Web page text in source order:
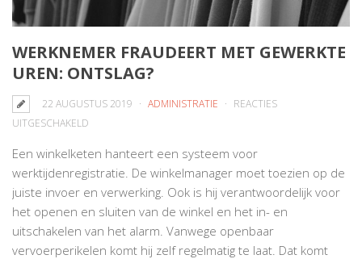
WERKNEMER FRAUDEERT MET GEWERKTE
UREN: ONTSLAG?
22 AUGUSTUS 2019 ADMINISTRATIE
REACTIES
UITGESCHAKELD
FRAUDEERT
MET
GEWERKTE
UREN:
ONTSLAG?
Een winkelketen hanteert een systeem voor
werktijdenregistratie. De winkelmanager moet toezien op de
juiste invoer en verwerking. Ook is hij verantwoordelijk voor
het openen en sluiten van de winkel en het in- en
uitschakelen van het alarm. Vanwege openbaar
vervoerperikelen komt hij zelf regelmatig te laat. Dat komt